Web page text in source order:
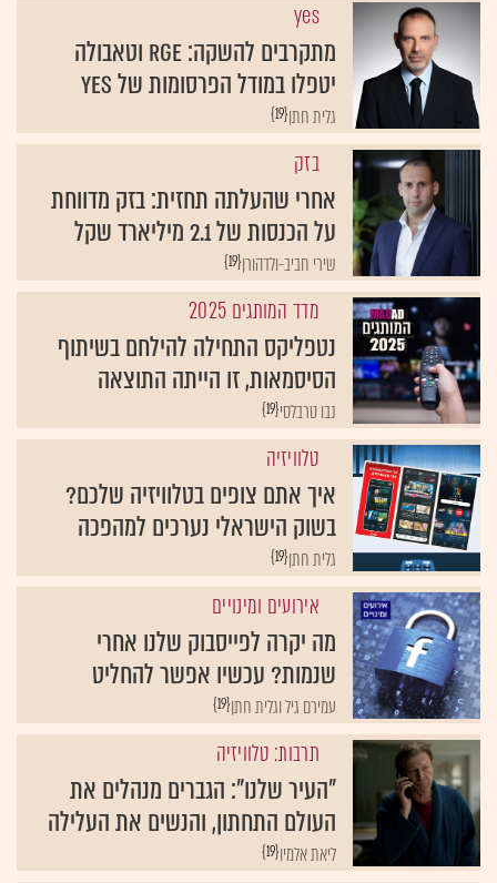
yes
מתקרבים להשקה: RGE וטאבולה
יטפלו במודל הפרסומות של yes
{19}גלית חתן
בזק
אחרי שהעלתה תחזית: בזק מדווחת
על הכנסות של 2.1 מיליארד שקל
{19}שירי חביב-ולדהורן
מדד המותגים 2025
נטפליקס התחילה להילחם בשיתוף
הסיסמאות, זו הייתה התוצאה
{19}נבו טרבלסי
טלוויזיה
איך אתם צופים בטלוויזיה שלכם?
בשוק הישראלי נערכים למהפכה
{19}גלית חתן
אירועים ומינויים
מה יקרה לפייסבוק שלנו אחרי
שנמות? עכשיו אפשר להחליט
{19}עמירם גיל וגלית חתן
תרבות: טלוויזיה
"העיר שלנו": הגברים מנהלים את
העולם התחתון, והנשים את העלילה
{19}ליאת אלמיו